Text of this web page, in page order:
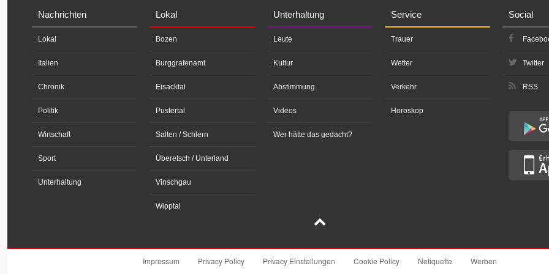
Nachrichten
Lokal
Italien
Chronik
Politik
Wirtschaft
Sport
Unterhaltung
Lokal
Bozen
Burggrafenamt
Eisacktal
Pustertal
Salten / Schlern
Überetsch / Unterland
Vinschgau
Wipptal
Unterhaltung
Leute
Kultur
Abstimmung
Videos
Wer hätte das gedacht?
Service
Trauer
Wetter
Verkehr
Horoskop
Social
Twitter
RSS
Impressum Privacy Policy Privacy Einstellungen Cookie Policy Netiquette Werben